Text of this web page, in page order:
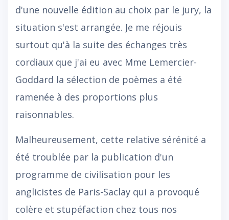
d'une nouvelle édition au choix par le jury, la
situation s'est arrangée. Je me réjouis
surtout qu'à la suite des échanges très
cordiaux que j'ai eu avec Mme Lemercier-
Goddard la sélection de poèmes a été
ramenée à des proportions plus
raisonnables.
Malheureusement, cette relative sérénité a
été troublée par la publication d'un
programme de civilisation pour les
anglicistes de Paris-Saclay qui a provoqué
colère et stupéfaction chez tous nos